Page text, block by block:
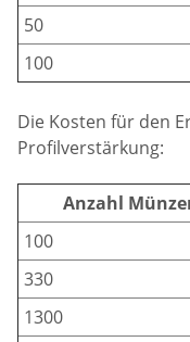
50
100
Die Kosten für den
Profilverstärkung:
Anzahl
100
330
1300